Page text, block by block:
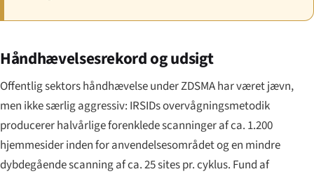
Håndhævelsesrekord og udsigt
Offentlig sektors håndhævelse under ZDSMA har været jævn,
men ikke særlig aggressiv: IRSIDs overvågningsmetodik
producerer halvårlige forenklede scanninger af ca. 1.200
hjemmesider inden for anvendelsesområdet og en mindre
dybdegående scanning af ca. 25 sites pr. cyklus. Fund af